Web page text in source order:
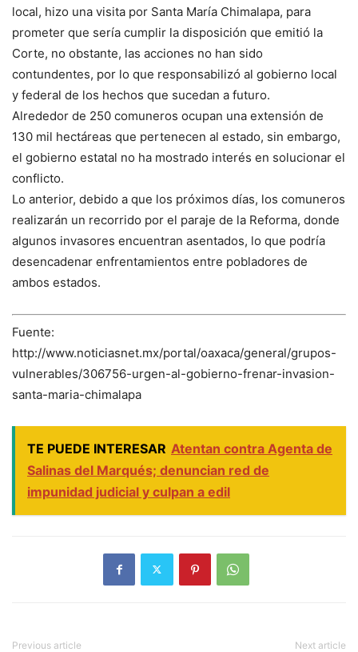
local, hizo una visita por Santa María Chimalapa, para
prometer que sería cumplir la disposición que emitió la
Corte, no obstante, las acciones no han sido
contundentes, por lo que responsabilizó al gobierno local
y federal de los hechos que sucedan a futuro.
Alrededor de 250 comuneros ocupan una extensión de
130 mil hectáreas que pertenecen al estado, sin embargo,
el gobierno estatal no ha mostrado interés en solucionar el
conflicto.
Lo anterior, debido a que los próximos días, los comuneros
realizarán un recorrido por el paraje de la Reforma, donde
algunos invasores encuentran asentados, lo que podría
desencadenar enfrentamientos entre pobladores de
ambos estados.
Fuente:
http://www.noticiasnet.mx/portal/oaxaca/general/grupos-
vulnerables/306756-urgen-al-gobierno-frenar-invasion-
santa-maria-chimalapa
TE PUEDE INTERESAR Atentan contra Agenta de
Salinas del Marqués; denuncian red de
impunidad judicial y culpan a edil
Previous article Next article